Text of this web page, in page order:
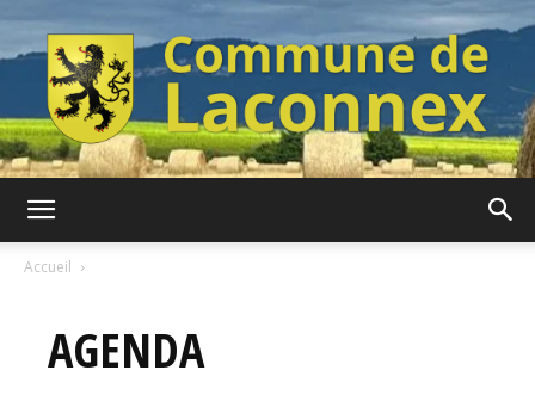
Accueil
AGENDA